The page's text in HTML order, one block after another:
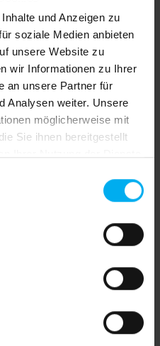
und Anzeigen zu
soziale Medien anbieten
unsere Website zu
wir Informationen zu Ihrer
an unsere Partner für
Analysen weiter. Unsere
möglicherweise mit
Sie ihnen bereitgestellt
4 Werktage inkl.
13. August Ihre
Länder plus 1-2
Werktage
Rückseite bedruckt
den gewünschten